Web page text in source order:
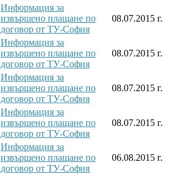
Информация за
извършено плащане по
договор от ТУ-София
08.07.2015 г.
Информация за
извършено плащане по
договор от ТУ-София
08.07.2015 г.
Информация за
извършено плащане по
договор от ТУ-София
08.07.2015 г.
Информация за
извършено плащане по
договор от ТУ-София
08.07.2015 г.
Информация за
извършено плащане по
договор от ТУ-София
06.08.2015 г.